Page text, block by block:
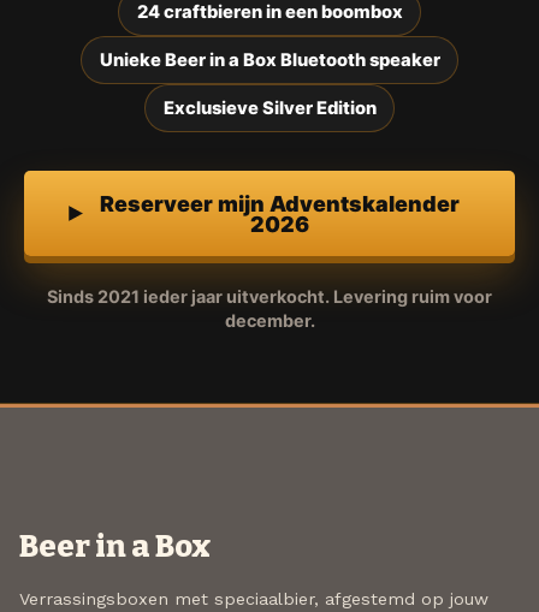
24 craftbieren in een boombox
Unieke Beer in a Box Bluetooth speaker
Exclusieve Silver Edition
Reserveer mijn Adventskalender
2026
Sinds 2021 ieder jaar uitverkocht. Levering ruim voor
december.
Beer in a Box
Verrassingsboxen met speciaalbier, afgestemd op jouw